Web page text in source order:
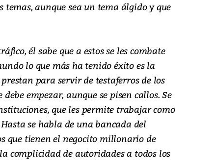
aunque sea un tema álgido y que
él sabe que a estos se les combate
lo que más ha tenido éxito es la
para servir de testaferros de los
empezar, aunque se pisen callos. Se
que les permite trabajar como
se habla de una bancada del
que tienen el negocito millonario de
complicidad de autoridades a todos los